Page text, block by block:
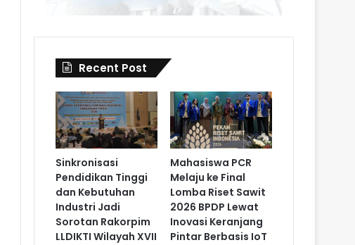
Recent Post
Sinkronisasi
Pendidikan Tinggi
dan Kebutuhan
Industri Jadi
Sorotan Rakorpim
LLDIKTI Wilayah XVII
Mahasiswa PCR
Melaju ke Final
Lomba Riset Sawit
2026 BPDP Lewat
Inovasi Keranjang
Pintar Berbasis IoT